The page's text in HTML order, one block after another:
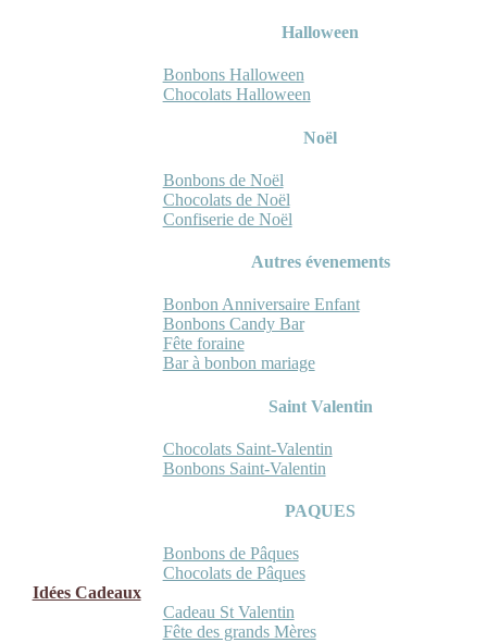
Halloween
Bonbons Halloween
Chocolats Halloween
Noël
Bonbons de Noël
Chocolats de Noël
Confiserie de Noël
Autres évenements
Bonbon Anniversaire Enfant
Bonbons Candy Bar
Fête foraine
Bar à bonbon mariage
Saint Valentin
Chocolats Saint-Valentin
Bonbons Saint-Valentin
PAQUES
Bonbons de Pâques
Chocolats de Pâques
Idées Cadeaux
Cadeau St Valentin
Fête des grands Mères